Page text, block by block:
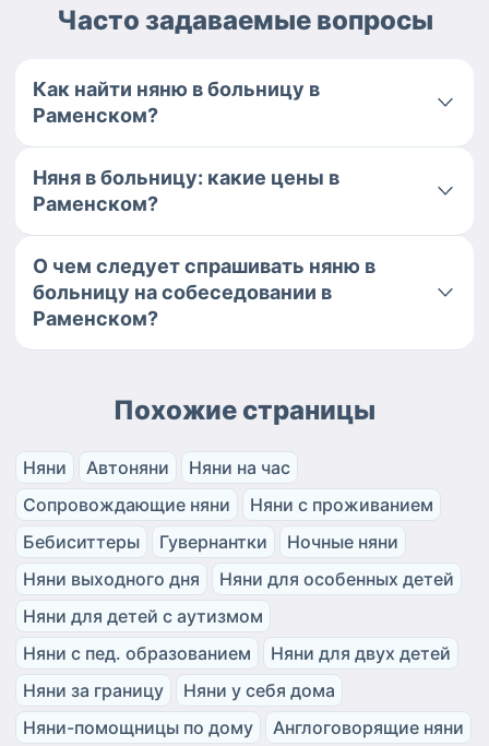
Часто задаваемые вопросы
Как найти няню в больницу в
Раменском?
Няня в больницу: какие цены в
Раменском?
О чем следует спрашивать няню в
больницу на собеседовании в
Раменском?
Похожие страницы
Няни Автоняни
Няни на час
Сопровождающие няни
Няни с проживанием
Бебиситтеры
Гувернантки
Ночные няни
Няни выходного дня
Няни для особенных детей
Няни для детей с аутизмом
Няни с пед. образованием
Няни для двух детей
Няни за границу
Няни у себя дома
Няни-помощницы по дому
Англоговорящие няни